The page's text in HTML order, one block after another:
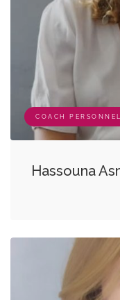
COACH
Hassouna